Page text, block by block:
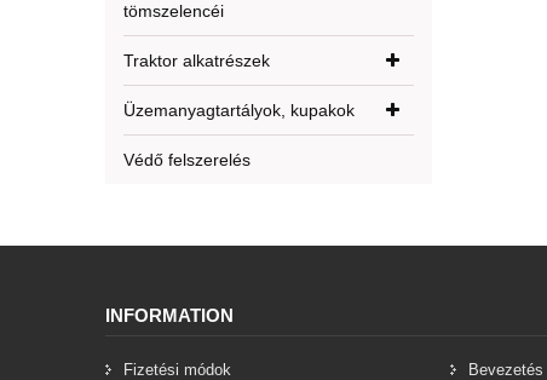
tömszelencéi
Traktor alkatrészek
Üzemanyagtartályok, kupakok
Védő felszerelés
INFORMATION
Fizetési módok Bevezetés